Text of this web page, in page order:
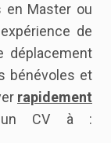
en Master ou
de
déplacement
bénévoles et
rapidement
un CV à :